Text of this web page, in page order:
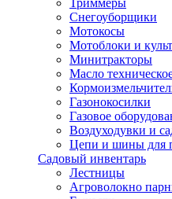
Триммеры
Снегоуборщики
Мотокосы
Мотоблоки и
Минитракторы
Масло
Газонокосилки
Газовое
Воздуходувки и
Цепи и шины для
Садовый инвентарь
Лестницы
Агроволокно